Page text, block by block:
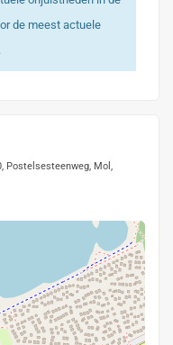
de meest actuele
Postelsesteenweg, Mol,